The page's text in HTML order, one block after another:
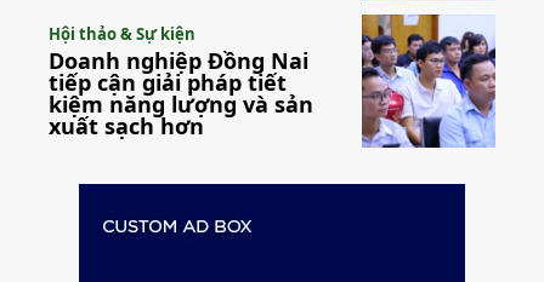
Hội thảo & Sự kiện
Doanh nghiệp Đồng Nai
tiếp cận giải pháp tiết
kiệm năng lượng và sản
xuất sạch hơn